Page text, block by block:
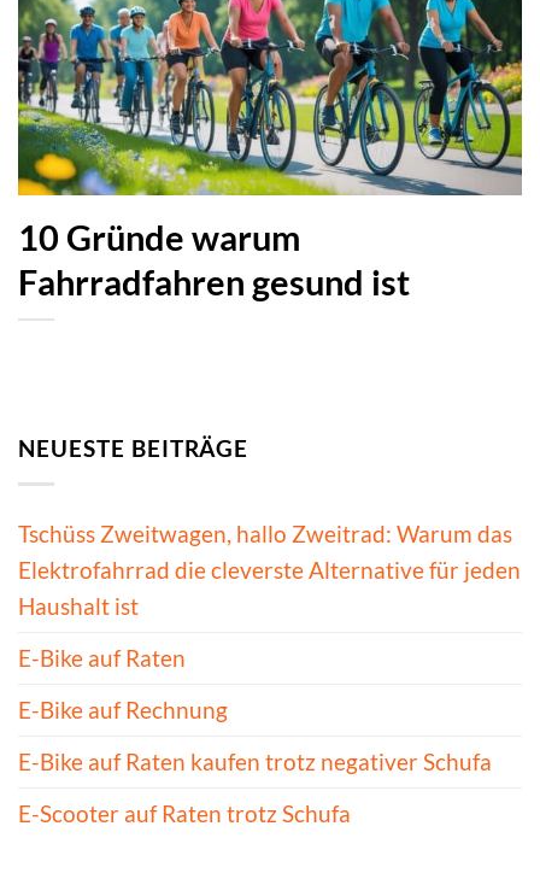
10 Gründe warum
Fahrradfahren gesund ist
NEUESTE BEITRÄGE
Tschüss Zweitwagen, hallo Zweitrad: Warum das
Elektrofahrrad die cleverste Alternative für jeden
Haushalt ist
E-Bike auf Raten
E-Bike auf Rechnung
E-Bike auf Raten kaufen trotz negativer Schufa
E-Scooter auf Raten trotz Schufa